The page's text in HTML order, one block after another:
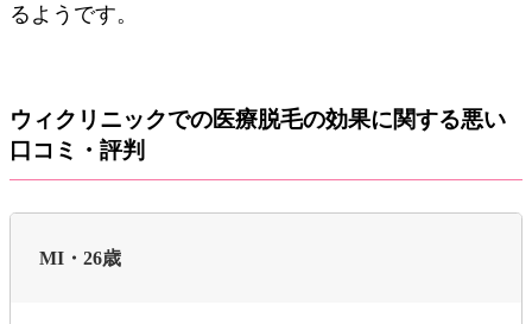
るようです。
ウィクリニックでの医療脱毛の効果に関する悪い
口コミ・評判
MI・26歳